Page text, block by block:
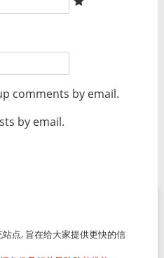
comments by email.
by email.
点, 旨在给大家提供更快的信